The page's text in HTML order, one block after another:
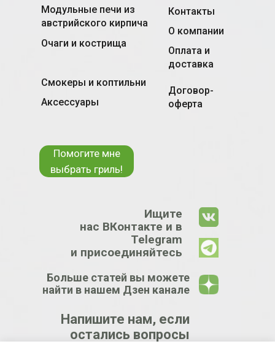
Напишите нам, если
остались вопросы
Модульные печи из
австрийского кирпича
Смокеры и коптильни
Очаги и кострища
Контакты
О компании
Оплата и
доставка
Аксессуары
Ищите
нас ВКонтакте и в
Telegram
и присоединяйтесь
Помогите мне
выбрать гриль!
Договор-
оферта
Больше статей вы можете
найти в нашем Дзен канале